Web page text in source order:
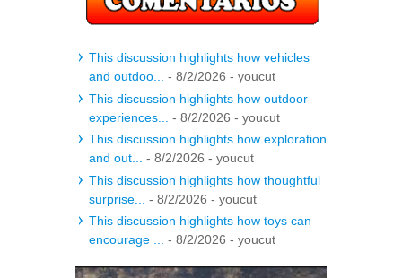
This discussion highlights how vehicles
and outdoo... - 8/2/2026 - youcut
This discussion highlights how outdoor
experiences...
- 8/2/2026 - youcut
This discussion highlights how exploration
and out... - 8/2/2026 - youcut
This discussion highlights how thoughtful
surprise...
- 8/2/2026 - youcut
This discussion highlights how toys can
encourage ... - 8/2/2026 - youcut